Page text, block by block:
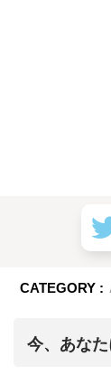
CATEGORY :
今、あな